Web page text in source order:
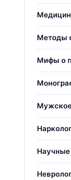
Методы
Мифы о
Научные